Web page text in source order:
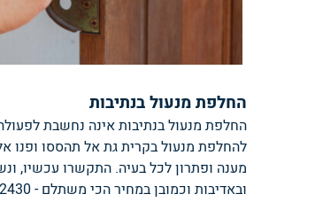
החלפת מנעול בנתיבות
החלפת מנעול בנתיבות אינה נחשבת
להחלפת מנעול בקרית גת אל תהססו ופנו
מענה ופתרון לכל בעיה. התקשרו עכשיו,
ובאדיבות וכמובן במחיר הכי משתלם - 073-3742430.